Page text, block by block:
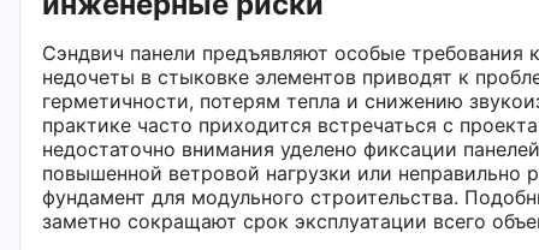
Сэндвич панели предъявляют особые требования
недочеты в стыковке элементов приводят к
герметичности, потерям тепла и снижению
практике часто приходится встречаться с
недостаточно внимания уделено фиксации
повышенной ветровой нагрузки или неправильно
фундамент для модульного строительства.
заметно сокращают срок эксплуатации всего